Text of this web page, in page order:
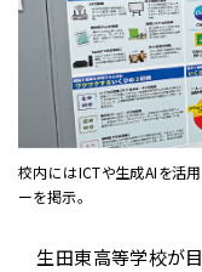
校内にはICTや生成AIを活
ーを掲示。
生田東高等学校が目